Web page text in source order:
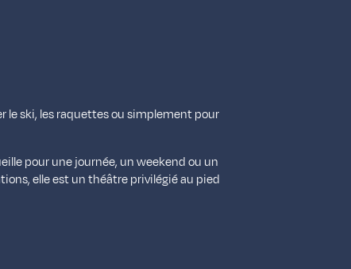
le ski, les raquettes ou simplement pour
pour une journée, un weekend ou un
elle est un théâtre privilégié au pied